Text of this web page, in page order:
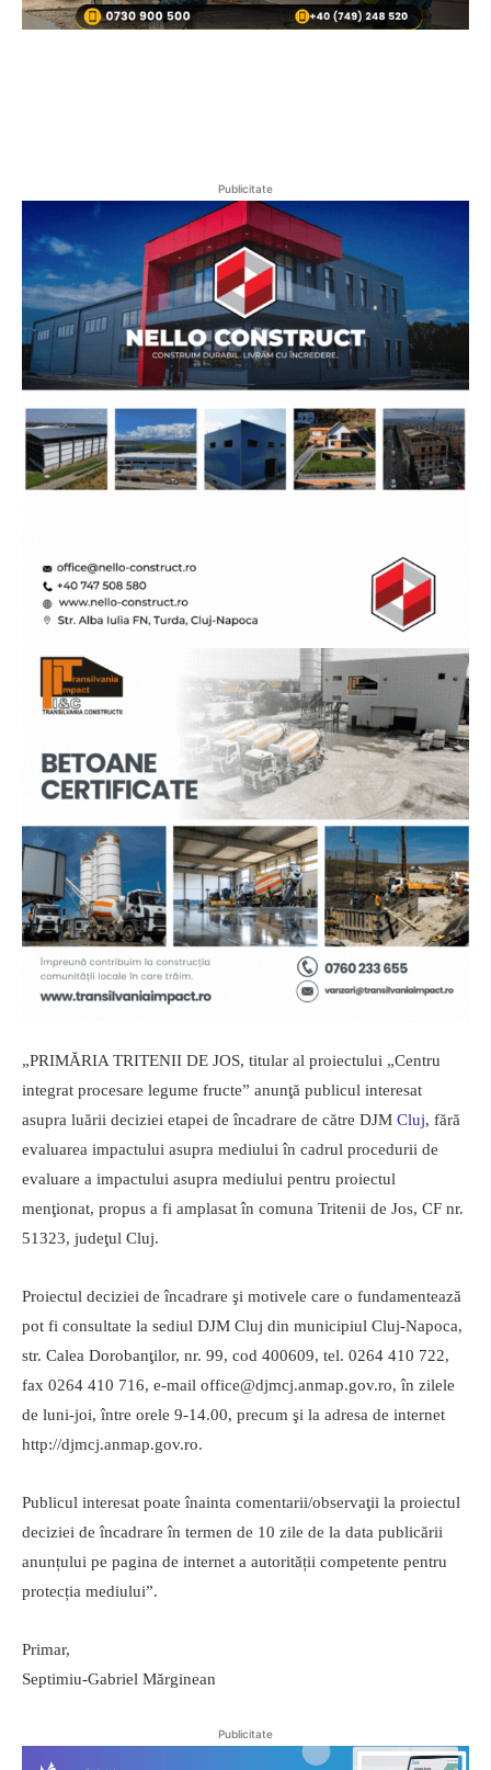
Publicitate
„PRIMĂRIA TRITENII DE JOS, titular al proiectului „Centru
integrat procesare legume fructe” anunţă publicul interesat
asupra luării deciziei etapei de încadrare de către DJM Cluj, fără
evaluarea impactului asupra mediului în cadrul procedurii de
evaluare a impactului asupra mediului pentru proiectul
menţionat, propus a fi amplasat în comuna Tritenii de Jos, CF nr.
51323, judeţul Cluj.
Proiectul deciziei de încadrare şi motivele care o fundamentează
pot fi consultate la sediul DJM Cluj din municipiul Cluj-Napoca,
str. Calea Dorobanţilor, nr. 99, cod 400609, tel. 0264 410 722,
fax 0264 410 716, e-mail office@djmcj.anmap.gov.ro, în zilele
de luni-joi, între orele 9-14.00, precum şi la adresa de internet
http://djmcj.anmap.gov.ro.
Publicul interesat poate înainta comentarii/observaţii la proiectul
deciziei de încadrare în termen de 10 zile de la data publicării
anunțului pe pagina de internet a autorității competente pentru
protecția mediului”.
Primar,
Septimiu-Gabriel Mărginean
Publicitate